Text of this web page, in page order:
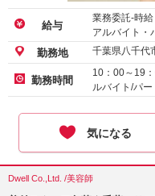
給与
業務委託-時給
アルバイト・
勤務地 千葉県八千代
勤務時間
10：00～19
ルバイト/パ
気になる
Dwell Co.,Ltd. /美容師